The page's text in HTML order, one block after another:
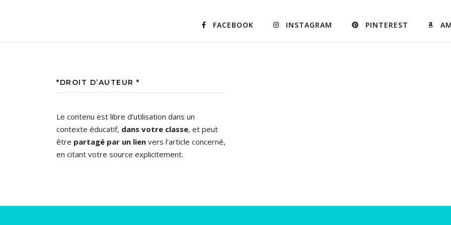
FACEBOOK INSTAGRAM PINTEREST
*DROIT D’AUTEUR *
Le contenu est libre d’utilisation dans un
contexte éducatif, dans votre classe, et peut
être partagé par un lien vers l’article concerné,
en citant votre source explicitement.